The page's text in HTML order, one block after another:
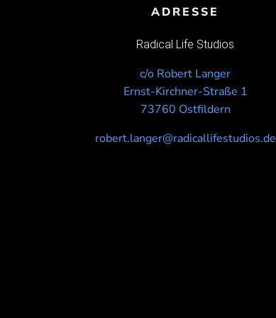
ADRESSE
Radical Life Studios
c/o Robert Langer
Ernst-Kirchner-Straße 1
73760 Ostfildern
robert.langer@radicallifestudios.de